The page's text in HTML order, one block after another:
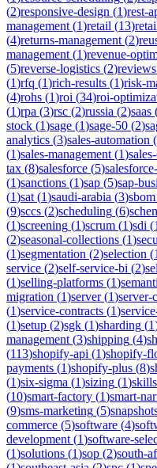
(2)responsive-design (1)rest-
management (1)retail (13)
(4)returns-management (2)
management (1)revenue-
(5)reverse-logistics (2)reviews
(1)rfq (1)rich-results (1)risk-
(4)rohs (1)roi (34)roi-
(1)rpa (3)rsc (2)russia (2)saas
stock (1)sage (1)sage-50 (2)
analytics (3)sales-automation (
(1)sales-management (1)
tax (8)salesforce (5)
(1)sanctions (1)sap (5)sap-
(1)sat (1)saudi-arabia (3)sbom
(9)sccs (2)scheduling (6)
(1)screening (1)scrum (1)sdi (1
(2)seasonal-collections (1)
(1)segmentation (2)selection (1
service (2)self-service-bi (2)
(1)selling-platforms (1)
migration (1)server(1)server-
(1)service-contracts (1)
(1)setup (2)sgk (1)sharding (1
management (3)shipping (4)
(113)shopify-api (1)shopify-
payments (1)shopify-plus (8)
(1)six-sigma (1)sizing (1)skills
(10)smart-factory (1)smart-
(9)sms-marketing (5)
commerce (5)software (4)
development (1)software-
(1)solutions (1)sop (2)south-